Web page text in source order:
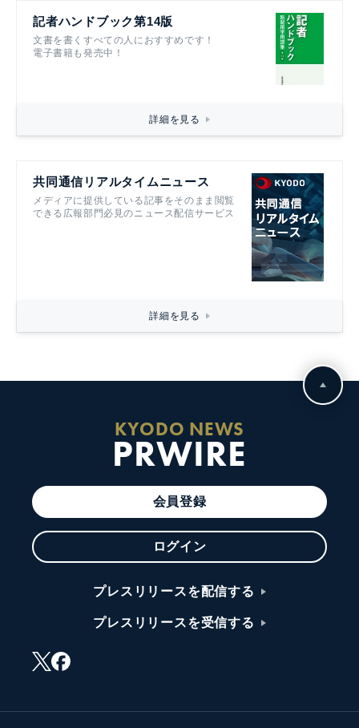
記者ハンドブック第14版
文書を書くすべての人におすすめです！
電子書籍も発売中！
詳細を見る
共同通信リアルタイムニュース
メディアに提供している記事をそのまま閲覧
できる広報部門必見のニュース配信サービス
詳細を見る
KYODO NEWS
PRWIRE
会員登録
ログイン
プレスリリースを配信する
プレスリリースを受信する